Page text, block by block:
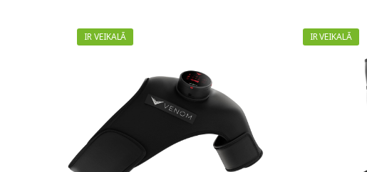
IR VEIKALĀ IR VEIKALĀ